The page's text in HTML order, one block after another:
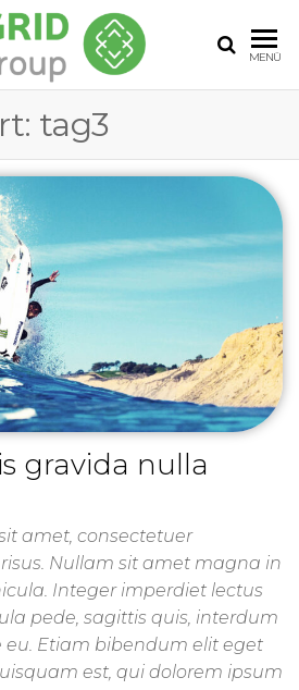
GROUP
MENÜ
tag3
gravida nulla
amet, consectetuer
Nullam sit amet magna in
Integer imperdiet lectus
pede, sagittis quis, interdum
eu. Etiam bibendum elit eget
est, qui dolorem ipsum